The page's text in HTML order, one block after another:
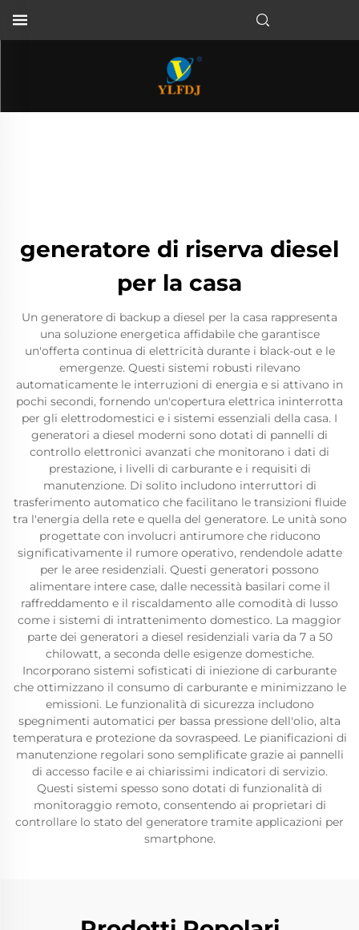
generatore di riserva diesel
per la casa
Un generatore di backup a diesel per la casa rappresenta
una soluzione energetica affidabile che garantisce
un'offerta continua di elettricità durante i black-out e le
emergenze. Questi sistemi robusti rilevano
automaticamente le interruzioni di energia e si attivano in
pochi secondi, fornendo un'copertura elettrica ininterrotta
per gli elettrodomestici e i sistemi essenziali della casa. I
generatori a diesel moderni sono dotati di pannelli di
controllo elettronici avanzati che monitorano i dati di
prestazione, i livelli di carburante e i requisiti di
manutenzione. Di solito includono interruttori di
trasferimento automatico che facilitano le transizioni fluide
tra l'energia della rete e quella del generatore. Le unità sono
progettate con involucri antirumore che riducono
significativamente il rumore operativo, rendendole adatte
per le aree residenziali. Questi generatori possono
alimentare intere case, dalle necessità basilari come il
raffreddamento e il riscaldamento alle comodità di lusso
come i sistemi di intrattenimento domestico. La maggior
parte dei generatori a diesel residenziali varia da 7 a 50
chilowatt, a seconda delle esigenze domestiche.
Incorporano sistemi sofisticati di iniezione di carburante
che ottimizzano il consumo di carburante e minimizzano le
emissioni. Le funzionalità di sicurezza includono
spegnimenti automatici per bassa pressione dell'olio, alta
temperatura e protezione da sovraspeed. Le pianificazioni di
manutenzione regolari sono semplificate grazie ai pannelli
di accesso facile e ai chiarissimi indicatori di servizio.
Questi sistemi spesso sono dotati di funzionalità di
monitoraggio remoto, consentendo ai proprietari di
controllare lo stato del generatore tramite applicazioni per
smartphone.